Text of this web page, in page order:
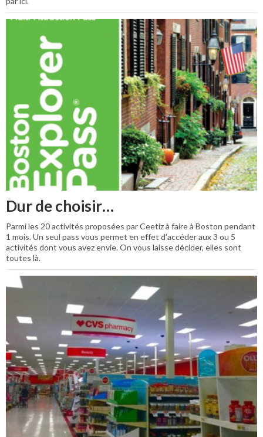
Dur de choisir…
Parmi les 20 activités proposées par Ceetiz à faire à Boston pendant
1 mois. Un seul pass vous permet en effet d’accéder aux 3 ou 5
activités dont vous avez envie. On vous laisse décider, elles sont
toutes là.